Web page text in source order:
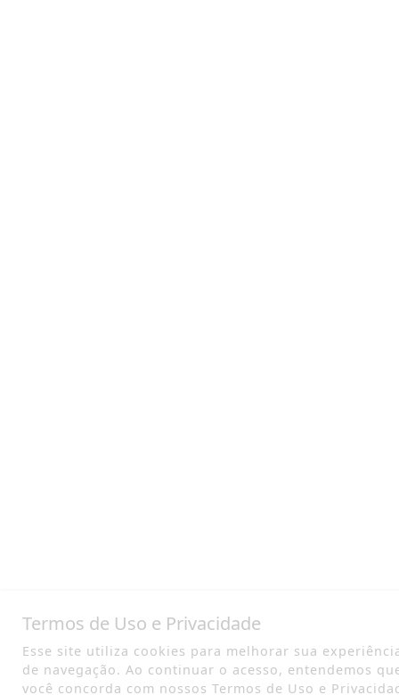
Termos de Uso e Privacidade
Esse site utiliza cookies para melhorar sua
de navegação. Ao continuar o acesso, entendemos
você concorda com nossos Termos de Uso e